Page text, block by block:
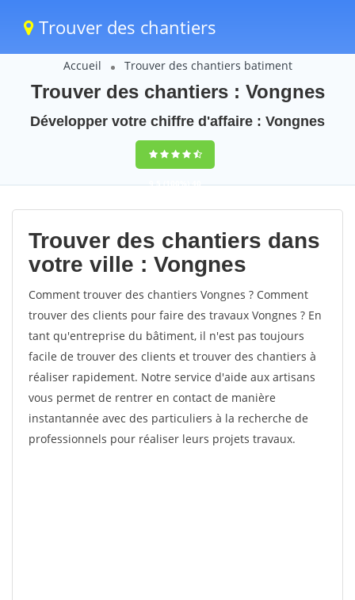
Trouver des chantiers
Accueil Trouver des chantiers batiment
Trouver des chantiers : Vongnes
Développer votre chiffre d'affaire : Vongnes
9,5(100%)40
votes
Trouver des chantiers dans
votre ville : Vongnes
Comment trouver des chantiers Vongnes ? Comment
trouver des clients pour faire des travaux Vongnes ? En
tant qu'entreprise du bâtiment, il n'est pas toujours
facile de trouver des clients et trouver des chantiers à
réaliser rapidement. Notre service d'aide aux artisans
vous permet de rentrer en contact de manière
instantannée avec des particuliers à la recherche de
professionnels pour réaliser leurs projets travaux.